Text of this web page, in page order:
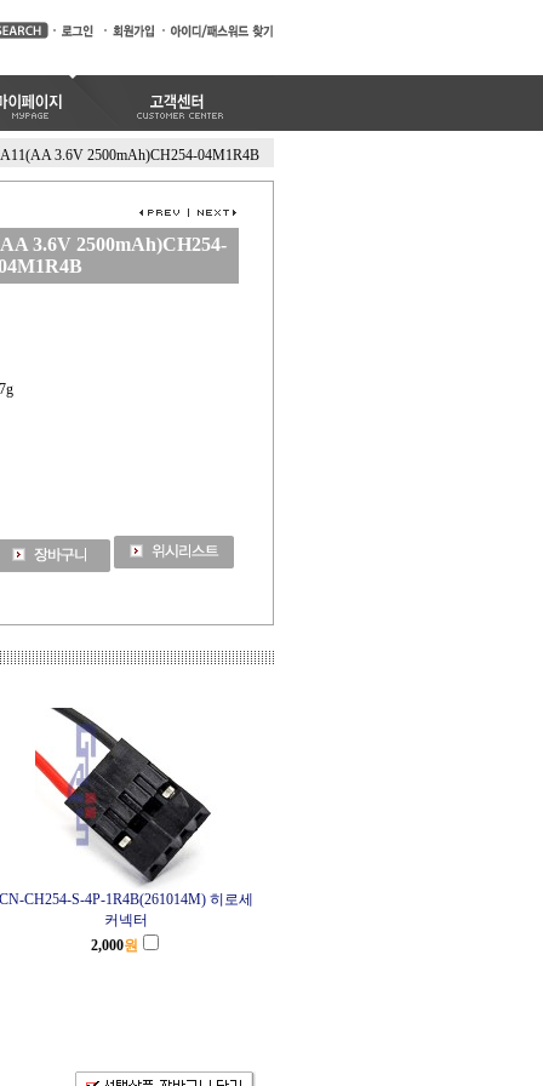
3.6V 2500mAh)CH254-04M1R4B
3.6V 2500mAh)CH254-
CN-CH254-S-4P-1R4B(261014M) 히로세
커넥터
2,000원